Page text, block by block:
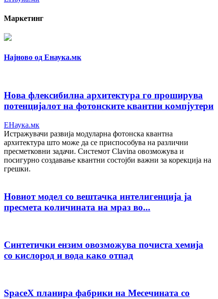
Маркетинг
Најново од Енаука.мк
Нова флексибилна архитектура го проширува
потенцијалот на фотонските квантни компјутери
ЕНаука.мк
Истражувачи развија модуларна фотонска квантна
архитектура што може да се приспособува на различни
пресметковни задачи. Системот Clavina овозможува и
посигурно создавање квантни состојби важни за корекција на
грешки.
Новиот модел со вештачка интелигенција ја
пресмета количината на мраз во...
Синтетички ензим овозможува почиста хемија
со кислород и вода како отпад
SpaceX планира фабрики на Месечината со